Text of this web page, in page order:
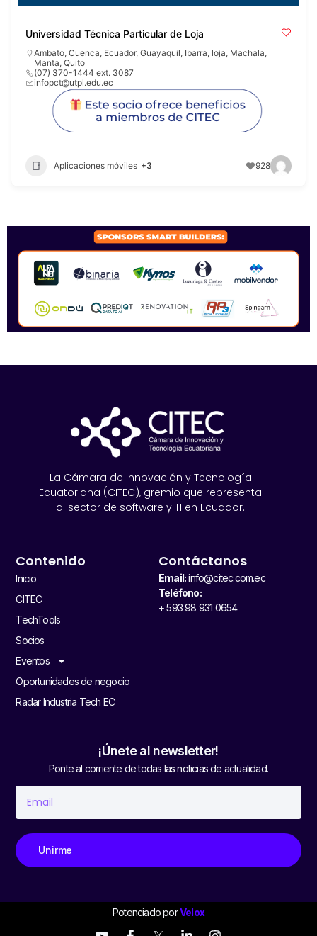
Universidad Técnica Particular de Loja
Ambato, Cuenca, Ecuador, Guayaquil, Ibarra, loja, Machala,
Manta, Quito
(07) 370-1444 ext. 3087
infopct@utpl.edu.ec
Aplicaciones móviles +3 928
La Cámara de Innovación y Tecnología
Ecuatoriana (CITEC), gremio que representa
al sector de software y TI en Ecuador.
Contenido
Inicio
CITEC
TechTools
Socios
Eventos
Oportunidades de negocio
Radar Industria Tech EC
Contáctanos
Email:info@citec.com.ec
Teléfono:
+ 593 98 931 0654
¡Únete al newsletter!
Ponte al corriente de todas las noticias de actualidad.
Unirme
Potenciado porVelox